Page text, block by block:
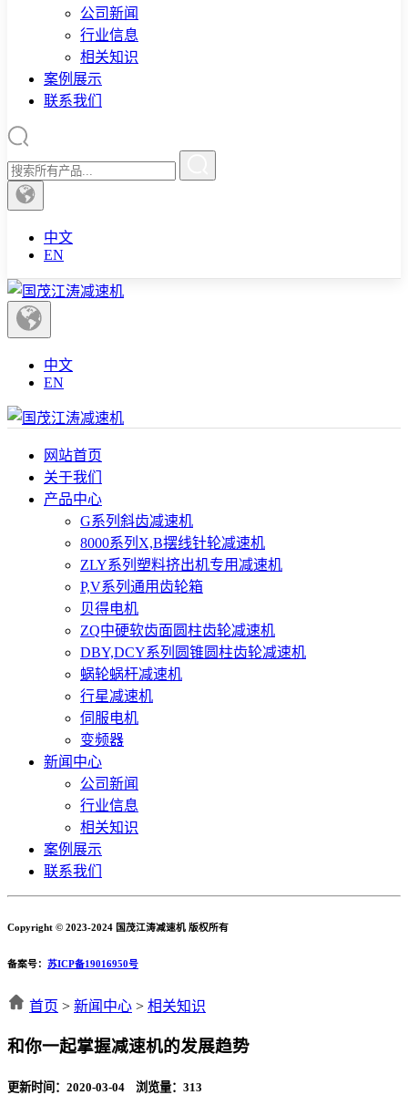
公司新闻
行业信息
相关知识
案例展示
联系我们
中文
EN
中文
EN
网站首页
关于我们
产品中心
G系列斜齿减速机
8000系列X,B摆线针轮减速机
ZLY系列塑料挤出机专用减速机
P,V系列通用齿轮箱
贝得电机
ZQ中硬软齿面圆柱齿轮减速机
DBY,DCY系列圆锥圆柱齿轮减速机
蜗轮蜗杆减速机
行星减速机
伺服电机
变频器
新闻中心
公司新闻
行业信息
相关知识
案例展示
联系我们
Copyright © 2023-2024 国茂江涛减速机 版权所有
备案号： 苏ICP备19016950号
首页 > 新闻中心 > 相关知识
和你一起掌握减速机的发展趋势
更新时间：2020-03-04 浏览量： 313